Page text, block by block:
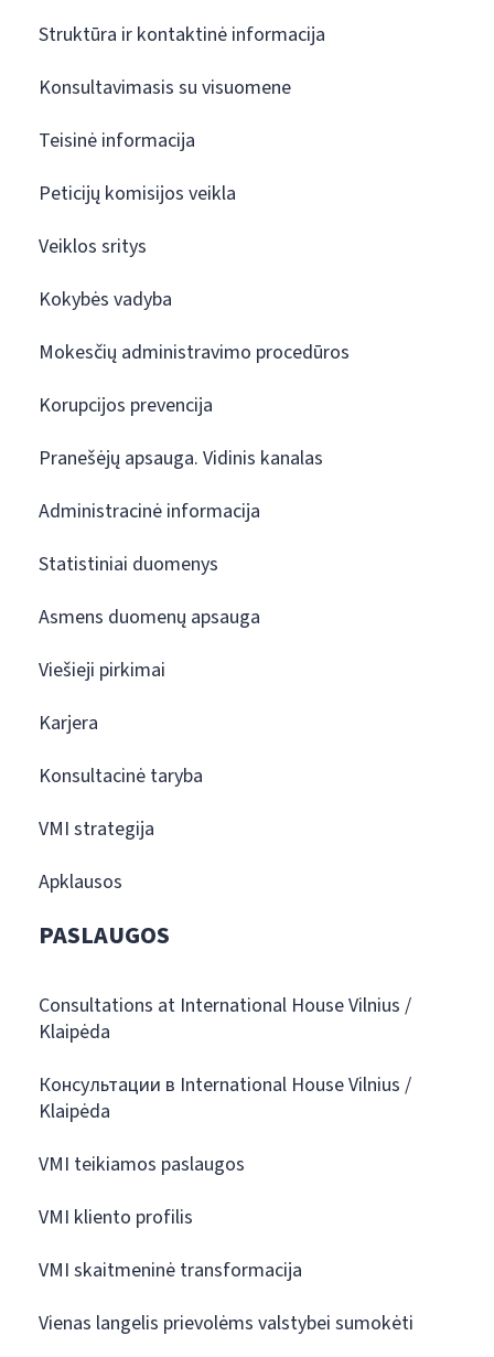
Struktūra ir kontaktinė informacija
Konsultavimasis su visuomene
Teisinė informacija
Peticijų komisijos veikla
Veiklos sritys
Kokybės vadyba
Mokesčių administravimo procedūros
Korupcijos prevencija
Pranešėjų apsauga. Vidinis kanalas
Administracinė informacija
Statistiniai duomenys
Asmens duomenų apsauga
Viešieji pirkimai
Karjera
Konsultacinė taryba
VMI strategija
Apklausos
PASLAUGOS
Consultations at International House Vilnius /
Klaipėda
Консультации в International House Vilnius /
Klaipėda
VMI teikiamos paslaugos
VMI kliento profilis
VMI skaitmeninė transformacija
Vienas langelis prievolėms valstybei sumokėti